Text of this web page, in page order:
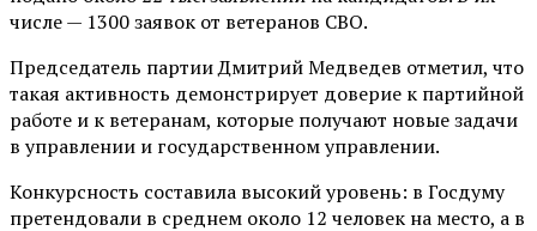
числе — 1300 заявок от ветеранов СВО.
Председатель партии Дмитрий Медведев отметил, что
такая активность демонстрирует доверие к партийной
работе и к ветеранам, которые получают новые задачи
в управлении и государственном управлении.
Конкурсность составила высокий уровень: в Госдуму
претендовали в среднем около 12 человек на место, а в